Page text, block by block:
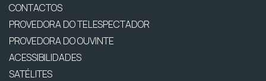
CONTACTOS
PROVEDORA DO TELESPECTADOR
PROVEDORA DO OUVINTE
ACESSIBILIDADES
SATÉLITES